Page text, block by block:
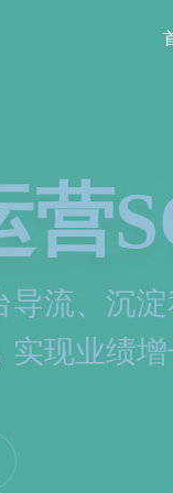
程
客在线点
台依赖